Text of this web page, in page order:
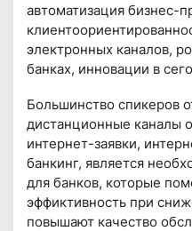
автоматизация бизнес-
электронных каналов,
банках, инновации в
Большинство спикеров
дистанционные каналы
интернет-заявки,
банкинг, является
для банков, которые
эффиктивность при
повышают качество